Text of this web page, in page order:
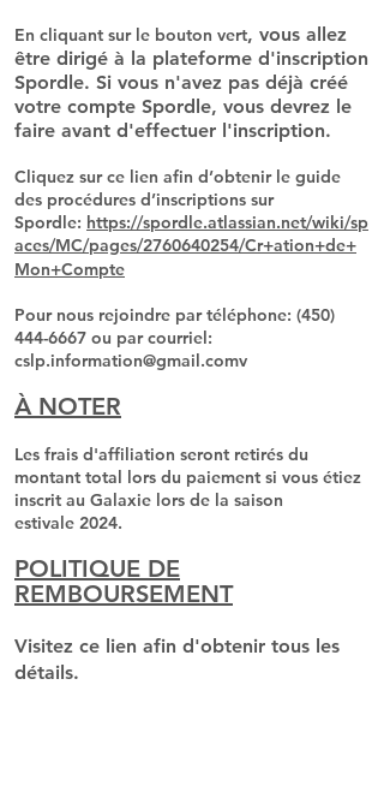
En cliquant sur le bouton vert, vous allez
être dirigé à la plateforme d'inscription
Spordle. Si vous n'avez pas déjà créé
votre compte Spordle, vous devrez le
faire avant d'effectuer l'inscription.
Cliquez sur ce lien afin d’obtenir le guide
des procédures d’inscriptions sur
Spordle: https://spordle.atlassian.net/wiki/sp
aces/MC/pages/2760640254/Cr+ation+de+
Mon+Compte
Pour nous rejoindre par téléphone: (450)
444-6667 ou par courriel:
cslp.information@gmail.comv
À NOTER
Les frais d'affiliation seront retirés du
montant total lors du paiement si vous étiez
inscrit au Galaxie lors de la saison
estivale 2024.
POLITIQUE DE
REMBOURSEMENT
Visitez ce lien afin d'obtenir tous les
détails.